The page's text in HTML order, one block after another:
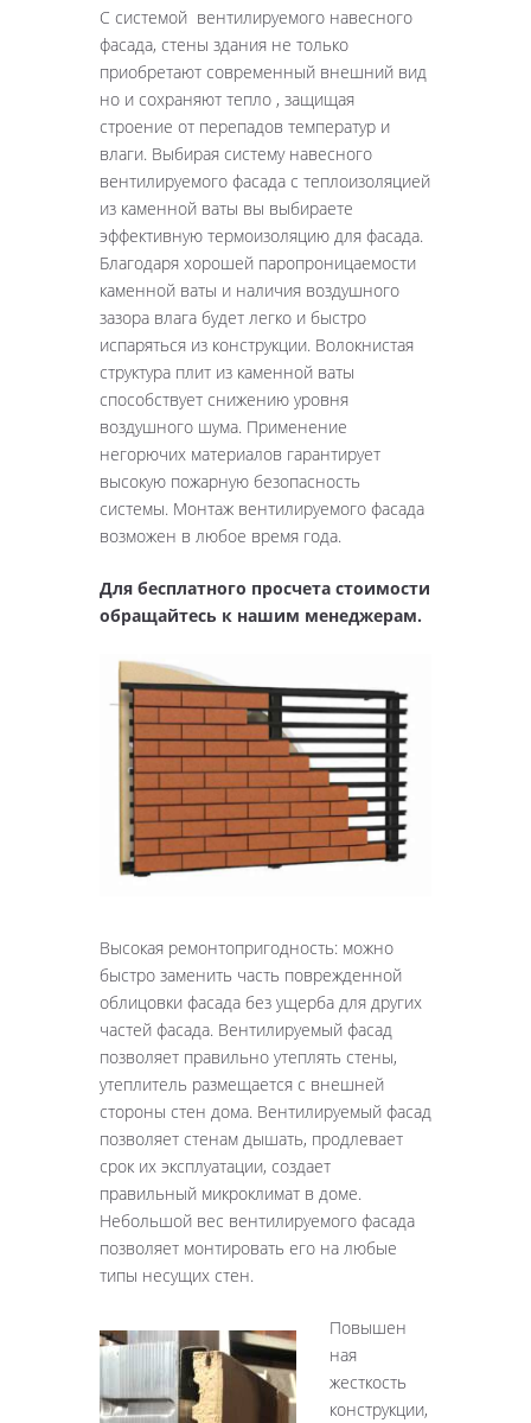
С системой вентилируемого навесного
фасада, стены здания не только
приобретают современный внешний вид
но и сохраняют тепло , защищая
строение от перепадов температур и
влаги. Выбирая систему навесного
вентилируемого фасада с теплоизоляцией
из каменной ваты вы выбираете
эффективную термоизоляцию для фасада.
Благодаря хорошей паропроницаемости
каменной ваты и наличия воздушного
зазора влага будет легко и быстро
испаряться из конструкции. Волокнистая
структура плит из каменной ваты
способствует снижению уровня
воздушного шума. Применение
негорючих материалов гарантирует
высокую пожарную безопасность
системы. Монтаж вентилируемого фасада
возможен в любое время года.
Для бесплатного просчета стоимости
обращайтесь к нашим менеджерам.
Высокая ремонтопригодность: можно
быстро заменить часть поврежденной
облицовки фасада без ущерба для других
частей фасада. Вентилируемый фасад
позволяет правильно утеплять стены,
утеплитель размещается с внешней
стороны стен дома. Вентилируемый фасад
позволяет стенам дышать, продлевает
срок их эксплуатации, создает
правильный микроклимат в доме.
Небольшой вес вентилируемого фасада
позволяет монтировать его на любые
типы несущих стен.
Повышен
ная
жесткость
конструкции,